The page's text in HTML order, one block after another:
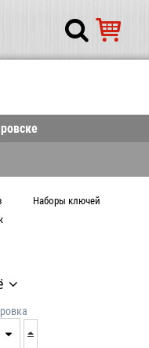
Наборы ключей